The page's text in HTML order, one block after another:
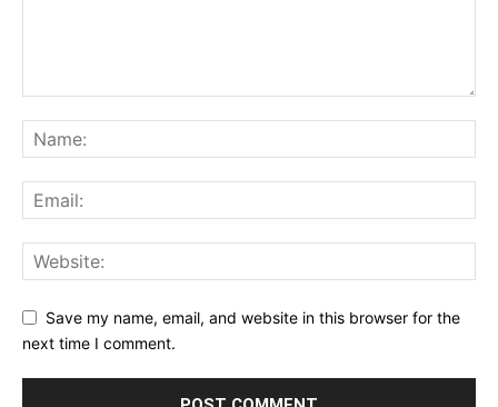
Save my name, email, and website in this browser for the
next time I comment.